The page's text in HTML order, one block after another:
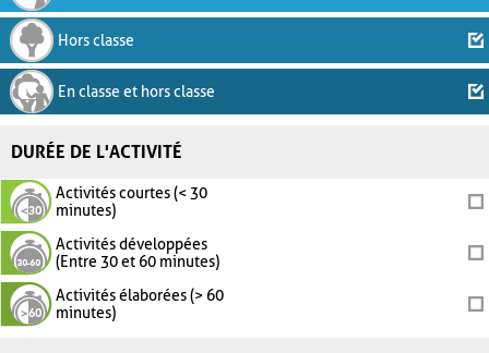
Hors classe
En classe et hors classe
DURÉE DE L'ACTIVITÉ
Activités courtes (< 30
minutes)
Activités développées
(Entre 30 et 60 minutes)
Activités élaborées (> 60
minutes)